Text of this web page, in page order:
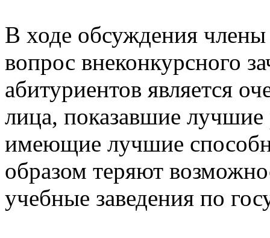
В ходе обсуждения члены
вопрос внеконкурсного
абитуриентов является
лица, показавшие лучшие
имеющие лучшие
образом теряют
учебные заведения по